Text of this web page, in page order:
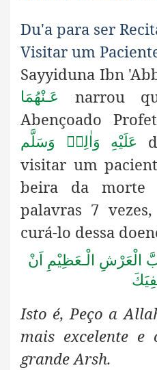
Du'a para ser
Visitar um
Sayyiduna Ibn
عَـنْهُمَا
narrou
Abençoado
عَلَيْهِ وَاٰلِهٖ وَسَلَّم
visitar um
beira da morte
palavras 7
curá-lo dessa
الْعَرْشِ الْـعَظِیْمِ اَنْ
Isto é, Peço a
mais excelente
grande Arsh.